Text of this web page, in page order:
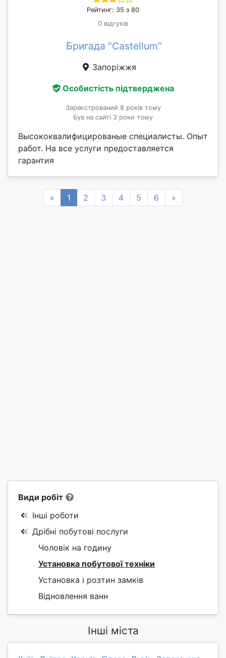
Рейтинг: 35 з 80
0 відгуків
Бригада "Castellum"
Запоріжжя
Особистість підтверджена
Зареєстрований 8 років тому
Був на сайті 3 роки тому
Высококвалифицированые специалисты. Опыт
работ. На все услуги предоставляется
гарантия
« Previous
1 2 3 4 5 6 »
Види робіт
Інші роботи
Дрібні побутові послуги
Чоловік на годину
Установка побутової техніки
Установка і розтин замків
Відновлення ванн
Інші міста